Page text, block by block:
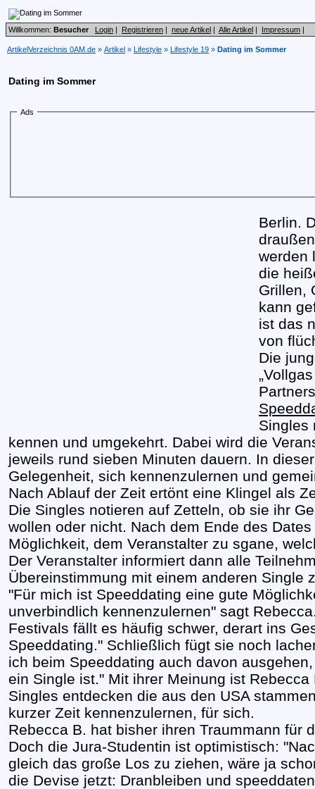
Willkommen: Besucher Login | Registrieren | neue Artikel | Alle Artikel | Impressum |
ArtikelVerzeichnis 0AM.de » Artikel » Lifestyle » Lifestyle 19 » Dating im Sommer
Dating im Sommer
Ads
Berlin.
werden
die
Grillen,
kann
ist das
von
Die
Singles
kennen und umgekehrt. Dabei wird die
jeweils rund sieben Minuten dauern. In
Gelegenheit, sich kennenzulernen und
Nach Ablauf der Zeit ertönt eine Klingel als
Die Singles notieren auf Zetteln, ob sie ihr
wollen oder nicht. Nach dem Ende des
Möglichkeit, dem Veranstalter zu sgane,
Der Veranstalter informiert dann alle
Übereinstimmung mit einem anderen Single
"Für mich ist Speeddating eine gute
unverbindlich kennenzulernen" sagt
Festivals fällt es häufig schwer, derart ins
Speeddating." Schließlich fügt sie noch
ich beim Speeddating auch davon
ein Single ist." Mit ihrer Meinung ist
Singles entdecken die aus den USA
kurzer Zeit kennenzulernen, für sich.
Rebecca B. hat bisher ihren Traummann für
Doch die Jura-Studentin ist optimistisch:
gleich das große Los zu ziehen, wäre ja
die Devise jetzt: Dranbleiben und